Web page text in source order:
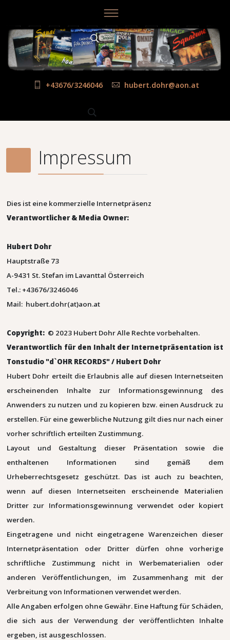
+43676/3246046 hubert.dohr@aon.at
Impressum
Dies ist eine kommerzielle Internetpräsenz
Verantwortlicher & Media Owner:
Hubert Dohr
Hauptstraße 73
A-9431 St. Stefan im Lavanttal Österreich
Tel.: +43676/3246046
Mail: hubert.dohr(at)aon.at
Copyright: © 2023 Hubert Dohr Alle Rechte vorbehalten.
Verantwortlich für den Inhalt der Internetpräsentation ist
Tonstudio "d`OHR RECORDS" / Hubert Dohr
Hubert Dohr erteilt die Erlaubnis alle auf diesen Internetseiten
erscheinenden Inhalte zur Informationsgewinnung des
Anwenders zu nutzen und zu kopieren bzw. einen Ausdruck zu
erstellen. Für eine gewerbliche Nutzung gilt dies nur nach einer
vorher schriftlich erteilten Zustimmung.
Layout und Gestaltung dieser Präsentation sowie die
enthaltenen Informationen sind gemäß dem
Urheberrechtsgesetz geschützt. Das ist auch zu beachten,
wenn auf diesen Internetseiten erscheinende Materialien
Dritter zur Informationsgewinnung verwendet oder kopiert
werden.
Eingetragene und nicht eingetragene Warenzeichen dieser
Internetpräsentation oder Dritter dürfen ohne vorherige
schriftliche Zustimmung nicht in Werbematerialien oder
anderen Veröffentlichungen, im Zusammenhang mit der
Verbreitung von Informationen verwendet werden.
Alle Angaben erfolgen ohne Gewähr. Eine Haftung für Schäden,
die sich aus der Verwendung der veröffentlichten Inhalte
ergeben, ist ausgeschlossen.